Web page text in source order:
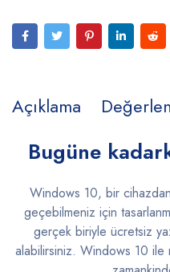
Açıklama
Bugüne
Windows 10, bir
geçebilmeniz için
gerçek biriyle ücretsiz
alabilirsiniz. Windows 10 ile